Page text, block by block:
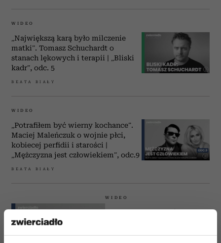
WIDEO
„Największą karą było milczenie
matki”. Tomasz Schuchardt o
stanach lękowych i terapii | „Bliski
kadr”, odc. 5
BEATA BIAŁY
WIDEO
„Potrafiłem być wierny kochance”.
Maciej Maleńczuk o wojnie płci,
kobiecej perfidii i starości |
„Mężczyzna jest człowiekiem”, odc.9
BEATA BIAŁY
WIDEO